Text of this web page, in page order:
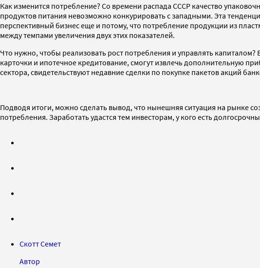
Как изменится потребление? Со времени распада СССР качество
продуктов питания невозможно конкурировать с западными. Эта
перспективный бизнес еще и потому, что потребление продукции из
между темпами увеличения двух этих показателей.
Что нужно, чтобы реализовать рост потребления и управлять
карточки и ипотечное кредитование, смогут извлечь дополнительную
сектора, свидетельствуют недавние сделки по покупке пакетов акций
Подводя итоги, можно сделать вывод, что нынешняя ситуация на рынке
потребления. Заработать удастся тем инвесторам, у кого есть
Скотт Семет
Автор